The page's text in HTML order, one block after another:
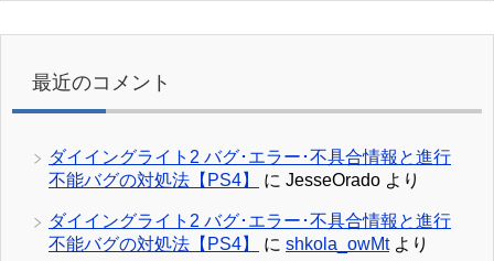
最近のコメント
ダイイングライト2 バグ･エラー･不具合情報と進行
不能バグの対処法【PS4】
に JesseOrado より
ダイイングライト2 バグ･エラー･不具合情報と進行
不能バグの対処法【PS4】
に shkola_owMtより